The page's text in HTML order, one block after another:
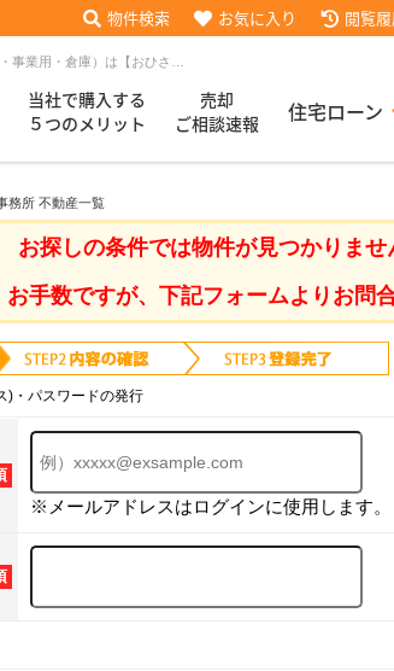
物件検索 お気に入り 閲覧
当社で購入する
５つのメリット
売却
ご相談速報
住宅ローン
お客様の声 当社の歩み 履歴
報
定依頼 協力業者様募集 ローコ
務所 不動産一覧
お探しの条件では物件が見つかりませ
お手数ですが、下記フォームよりお問
)・パスワードの発行
※メールアドレスはログインに使用します。